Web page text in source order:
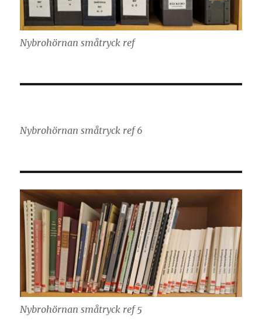
Nybrohörnan småtryck ref
Nybrohörnan småtryck ref 6
Nybrohörnan småtryck ref 5